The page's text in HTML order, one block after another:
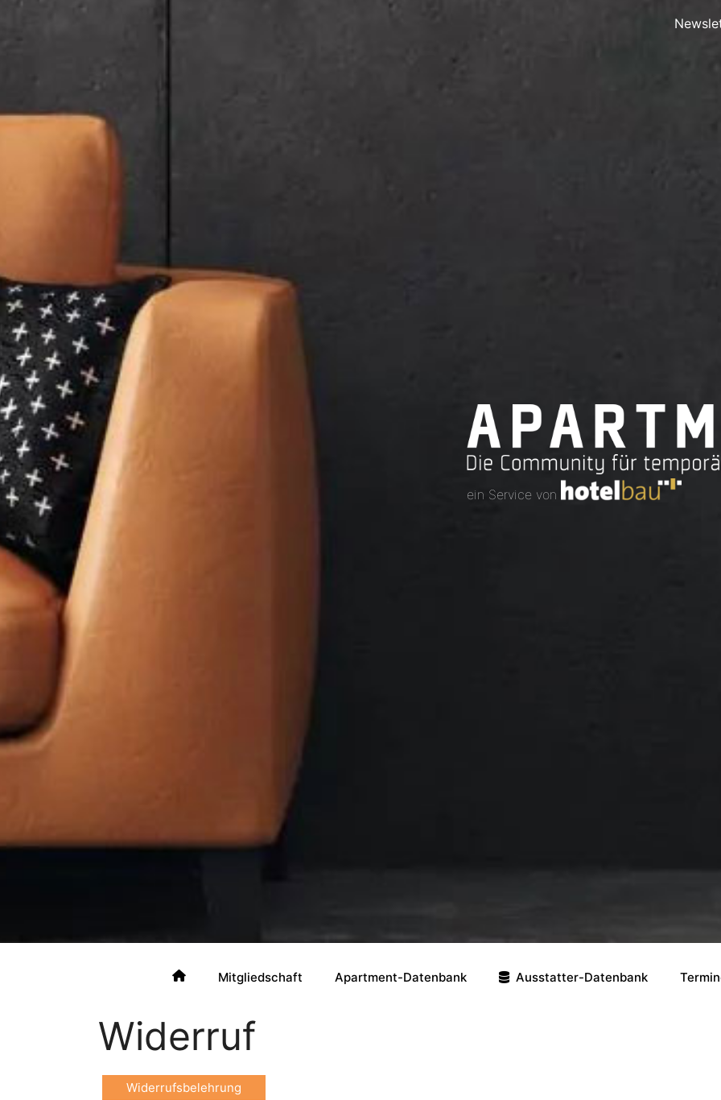
ein Service von
Mitgliedschaft Apartment-Datenbank Ausstatter-Datenbank
Widerruf
Widerrufsbelehrung